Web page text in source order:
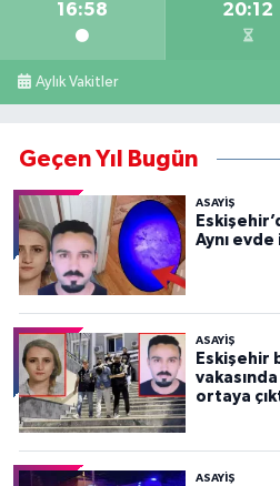
16:58 20:12
Aylık Vakitler
Geçen Yıl Bugün
ASAYİŞ
Aynı evde
ASAYİŞ
Eskişehir
ortaya
ASAYİŞ